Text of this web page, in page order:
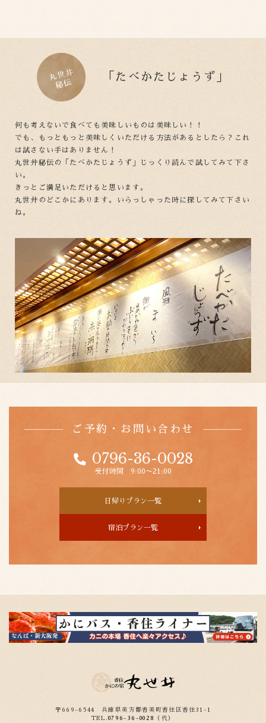
「たべかたじょうず」
何も考えないで食べても美味しいものは美味しい！！
でも、もっともっと美味しくいただける方法があるとしたら？これ
は試さない手はありません！
丸世井秘伝の「たべかたじょうず」じっくり読んで試してみて下さ
い。
きっとご満足いただけると思います。
丸世井のどこかにあります。いらっしゃった時に探してみて下さい
ね。
ご予約・お問い合わせ
0796-36-0028
受付時間 9:00〜21:00
日帰りプラン一覧
宿泊プラン一覧
〒669-6544兵庫県美方郡香美町香住区香住31-1
TEL.0796-36-0028 （代）